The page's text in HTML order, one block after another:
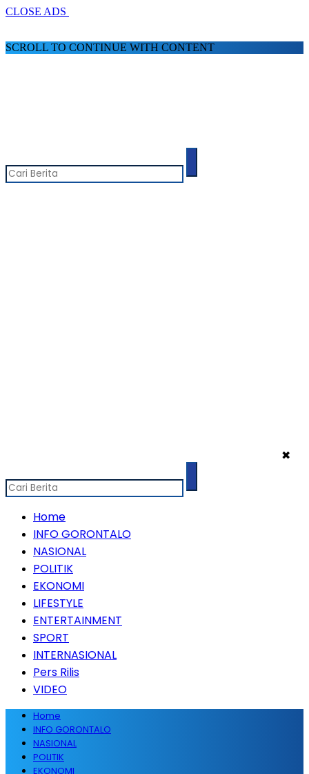
CLOSE ADS
SCROLL TO CONTINUE WITH CONTENT
✖
Home
INFO GORONTALO
NASIONAL
POLITIK
EKONOMI
LIFESTYLE
ENTERTAINMENT
SPORT
INTERNASIONAL
Pers Rilis
VIDEO
Home
INFO GORONTALO
NASIONAL
POLITIK
EKONOMI